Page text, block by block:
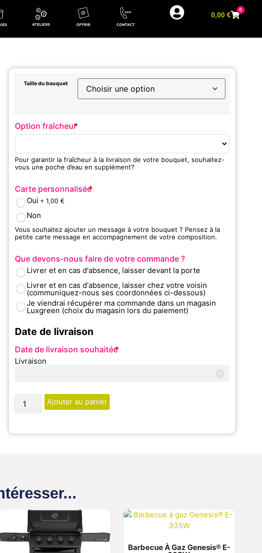
0,00€
0
Taille du bouquet
Option fraîcheur*
Pour garantir la fraîcheur à la livraison de votre bouquet, souhaitez-
vous une poche d’eau en supplément?
Carte personnalisée*
Oui + 1,00 €
Non
Vous souhaitez ajouter un message à votre bouquet ? Pensez à la
petite carte message en accompagnement de votre composition.
Que devons-nous faire de votre commande ?
Livrer et en cas d'absence, laisser devant la porte
Livrer et en cas d'absence, laisser chez votre voisin
(communiquez-nous ses coordonnées ci-dessous)
Je viendrai récupérer ma commande dans un magasin
Luxgreen (choix du magasin lors du paiement)
Date de livraison
Date de livraison souhaitée*
Livraison
Ajouter au panier
Barbecue À Gaz Genesis® E-